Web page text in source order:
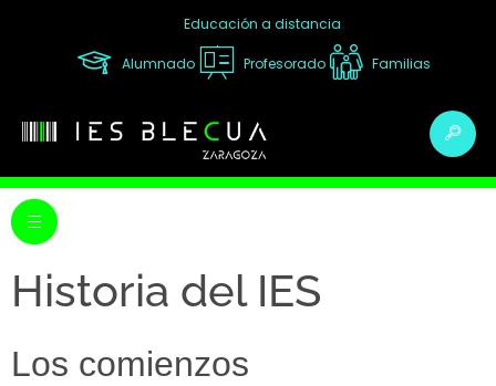
Educación a distancia
Alumnado Profesorado Familias
Historia del IES
Los comienzos